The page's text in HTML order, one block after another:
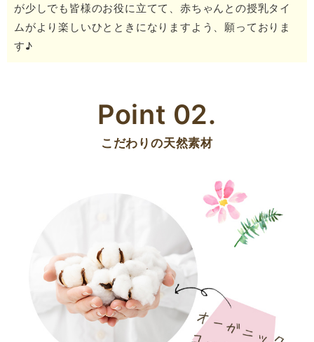
が少しでも皆様のお役に立てて、赤ちゃんとの授乳タイ
ムがより楽しいひとときになりますよう、願っておりま
す♪
Point 02.
こだわりの天然素材